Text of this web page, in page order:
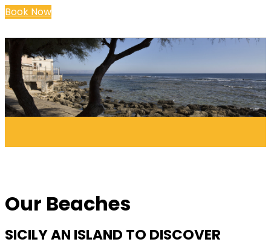
Book Now
Our Beaches
SICILY AN ISLAND TO DISCOVER